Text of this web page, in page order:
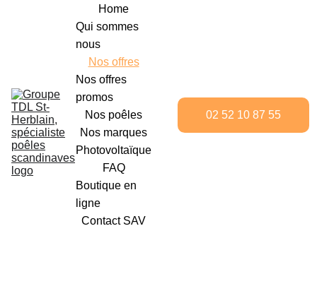
Home
Qui sommes
nous
Nos offres
Nos offres
promos
Nos poêles
Nos marques
Photovoltaïque
FAQ
Boutique en
ligne
Contact SAV
02 52 10 87 55